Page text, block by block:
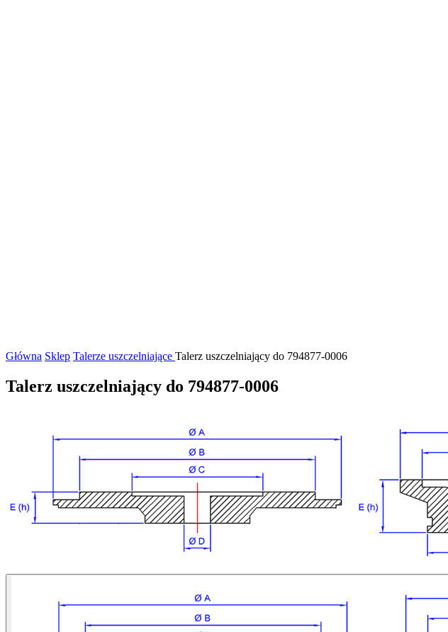
Główna Sklep Talerze uszczelniające Talerz uszczelniający do 794877-0006
Talerz uszczelniający do 794877-0006